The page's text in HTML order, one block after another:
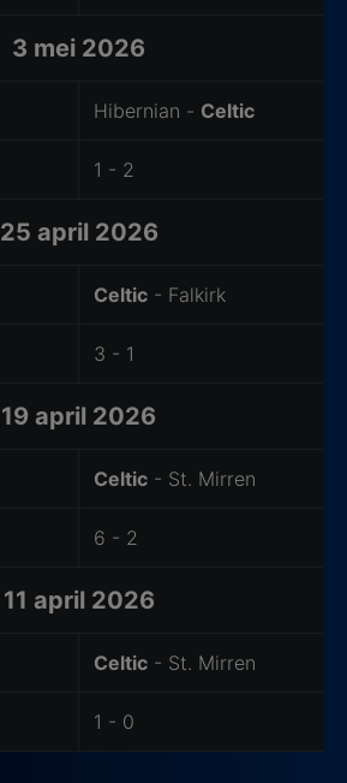
3 mei 2026
Hibernian - Celtic
1 - 2
25 april 2026
Celtic - Falkirk
3 - 1
19 april 2026
Celtic - St. Mirren
6 - 2
11 april 2026
Celtic - St. Mirren
1 - 0